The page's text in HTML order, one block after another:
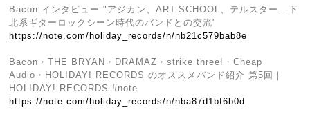
Bacon インタビュー "アジカン、ART-SCHOOL、テルスター...下
北系ギターロックシーン時代のバンドとの交流"
https://note.com/holiday_records/n/nb21c579bab8e
Bacon・THE BRYAN・DRAMAZ・strike three!・Cheap
Audio・HOLIDAY! RECORDS のオススメバンド紹介 第5回｜
HOLIDAY! RECORDS #note
https://note.com/holiday_records/n/nba87d1bf6b0d